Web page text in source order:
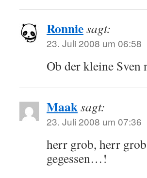
Ronniesagt:
23. Juli 2008 um 06:58
Ob der kleine Sven
Maaksagt:
23. Juli 2008 um 07:36
herr grob, herr
gegessen…!